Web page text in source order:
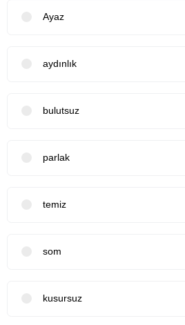
Ayaz
aydınlık
bulutsuz
parlak
temiz
som
kusursuz